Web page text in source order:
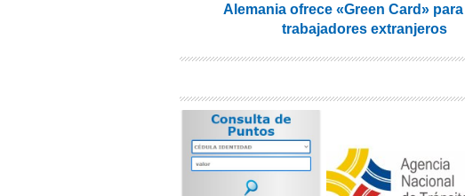
Alemania ofrece «Green Card»
trabajadores extranjeros